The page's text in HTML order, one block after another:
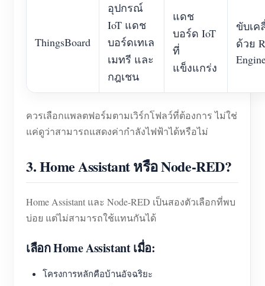
ThingsBoard
อุปกรณ์
IoT แดช
บอร์ดเทเล
เมทรี และ
กฎเชน
แดช
บอร์ด IoT
ที่
แข็งแกร่ง
ขับเค
ด้วย
ควรเลือกแพลตฟอร์มตามเวิร์กโฟลว์ที่ต้องการ ไม่ใช่
แค่ดูว่าสามารถแสดงค่ากำลังไฟฟ้าได้หรือไม่
3. Home Assistant หรือ Node-RED?
Home Assistant และ Node-RED เป็นสองตัวเลือกที่พบ
บ่อย แต่ไม่สามารถใช้แทนกันได้
เลือก Home Assistant เมื่อ:
โครงการหลักคือบ้านอัจฉริยะ